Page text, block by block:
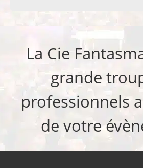
La Cie
grande
professionnels
de votre